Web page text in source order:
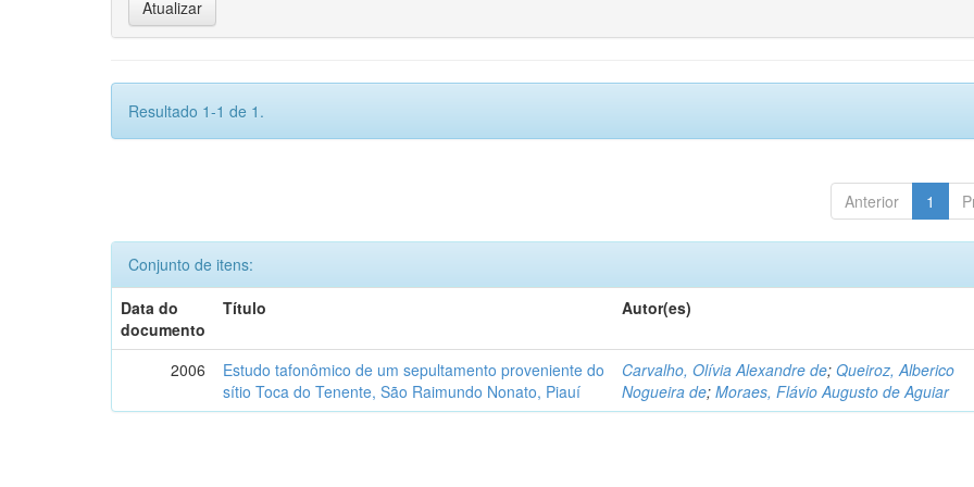
Resultado 1-1 de 1.
Anterior 1
Conjunto de itens:
Data do
documento
Título Autor(es)
2006
Estudo tafonômico de um sepultamento proveniente do
sítio Toca do Tenente, São Raimundo Nonato, Piauí
Carvalho, Olívia Alexandre de;Queiroz, Alberico
Nogueira de;Moraes, Flávio Augusto de Aguiar